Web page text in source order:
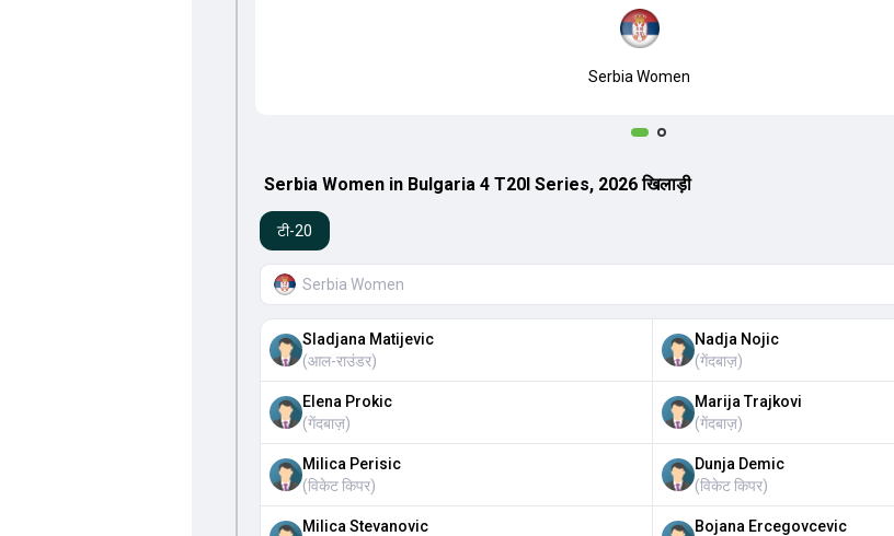
Serbia Women
Serbia Women in Bulgaria 4 T20I Series, 2026 खिलाड़ी
टी-20
Serbia Women
Sladjana Matijevic
(आल-राउंडर)
Nadja Nojic
(गेंदबाज़)
Elena Prokic
(गेंदबाज़)
Marija Trajkovi
(गेंदबाज़)
Milica Perisic
(विकेट किपर)
Dunja Demic
(विकेट किपर)
Milica Stevanovic
Bojana Ercegovcevic